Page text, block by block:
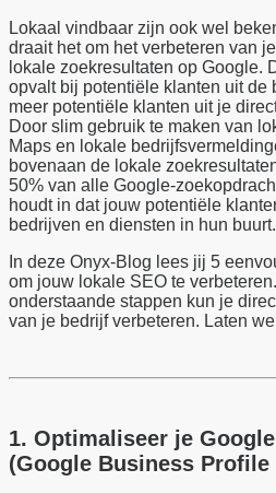
Lokaal vindbaar zijn ook wel
draait het om het verbeteren van
lokale zoekresultaten op Google.
opvalt bij potentiële klanten uit de
meer potentiële klanten uit je
Door slim gebruik te maken van
Maps en lokale
bovenaan de lokale
50% van alle Google-
houdt in dat jouw potentiële
bedrijven en diensten in hun buurt.
In deze Onyx-Blog lees jij 5
om jouw lokale SEO te
onderstaande stappen kun je
van je bedrijf verbeteren. Laten
1. Optimaliseer je
(Google Business Profile